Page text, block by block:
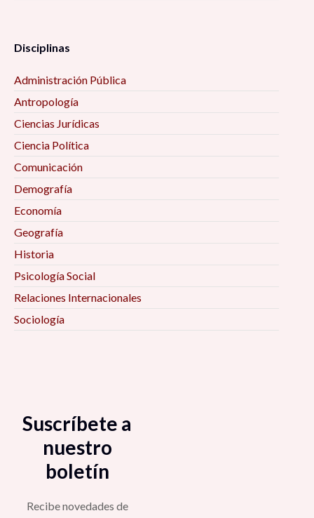
Disciplinas
Administración Pública
Antropología
Ciencias Jurídicas
Ciencia Política
Comunicación
Demografía
Economía
Geografía
Historia
Psicología Social
Relaciones Internacionales
Sociología
Suscríbete a
nuestro
boletín
Recibe novedades de